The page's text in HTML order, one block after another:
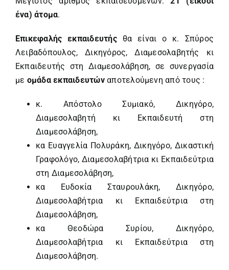
ένα) άτομα.
Επικεφαλής εκπαιδευτήςθα είναι ο κ. Σπύρος
Λειβαδόπουλος, Δικηγόρος, Διαμεσολαβητής κι
Εκπαιδευτής στη Διαμεσολάβηση, σε συνεργασία
με ομάδα εκπαιδευτώναποτελούμενη από τους :
κ. Απόστολο Συμιακό, Δικηγόρο,
Διαμεσολαβητή κι Εκπαιδευτή στη
Διαμεσολάβηση,
κα Ευαγγελία Πολυράκη, Δικηγόρο, Δικαστική
Γραφολόγο, Διαμεσολαβήτρια κι Εκπαιδεύτρια
στη Διαμεσολάβηση,
κα Ευδοκία Σταυρουλάκη, Δικηγόρο,
Διαμεσολαβήτρια κι Εκπαιδεύτρια στη
Διαμεσολάβηση,
κα Θεοδώρα Συρίου, Δικηγόρο,
Διαμεσολαβήτρια κι Εκπαιδεύτρια στη
Διαμεσολάβηση.